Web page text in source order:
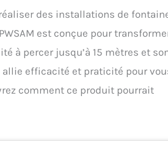
des installations de
est conçue pour
à percer jusqu’à 15 mètres et
allie efficacité et praticité pour
comment ce produit pourrait